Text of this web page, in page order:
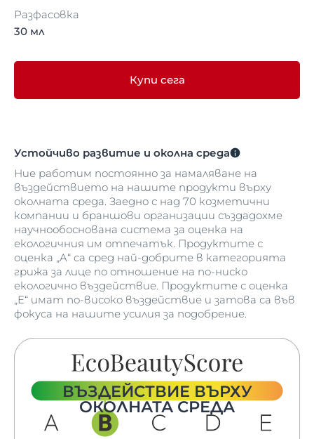
Разфасовка
30 мл
Купи сега
Устойчиво развитие и околна среда
Ние работим постоянно за намаляване на
въздействието на нашите продукти върху
околната среда. Заедно с над 70 козметични
компании и браншови организации създадохме
научнообоснована система за оценка на
екологичния им отпечатък. Продуктите с
оценка „A“ са сред най‑добрите в категорията
грижа за лице по отношение на по‑ниско
екологично въздействие. Продуктите с оценка
„E“ имат по‑високо въздействие и затова са във
фокуса на нашите усилия за подобрение.
ВЪЗДЕЙСТВИЕ ВЪРХУ
ОКОЛНАТА СРЕДА